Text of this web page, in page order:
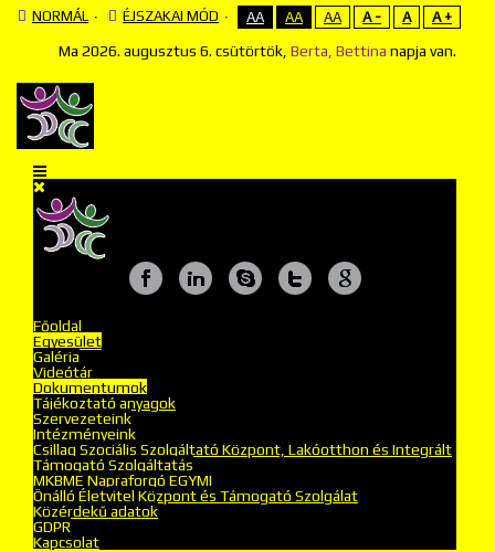
NORMÁL ÉJSZAKAI MÓD AA AA AA A - A A +
Ma 2026. augusztus 6. csütörtök, Berta, Bettina napja van.
Főoldal
Egyesület
Galéria
Videótár
Dokumentumok
Tájékoztató anyagok
Szervezeteink
Intézményeink
Csillag Szociális Szolgáltató Központ, Lakóotthon és Integrált
Támogató Szolgáltatás
MKBME Napraforgó EGYMI
Önálló Életvitel Központ és Támogató Szolgálat
Közérdekű adatok
GDPR
Kapcsolat